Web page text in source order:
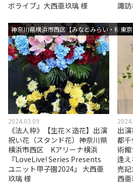
ボライブ』大西亜玖璃 様
諏
神奈川県横浜市西区【みなとみらい・桜木
2024.03.09
《法人枠》【生花×造花】出演
祝い花（スタンド花）神奈川県
横浜市西区 Kアリーナ横浜
『LoveLive! Series Presents
ユニット甲子園2024』 大西亜
玖璃 様
東
出
都
術
逢
売
西